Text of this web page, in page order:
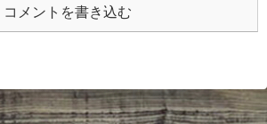
コメントを書き込む